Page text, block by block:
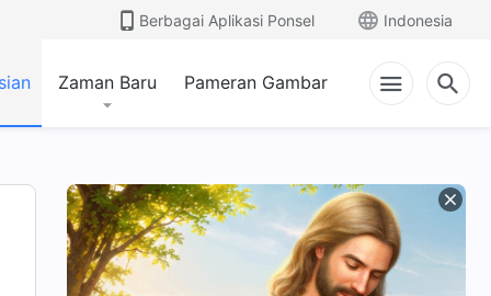
Berbagai Aplikasi Ponsel Indonesia
Zaman Baru Pameran Gambar